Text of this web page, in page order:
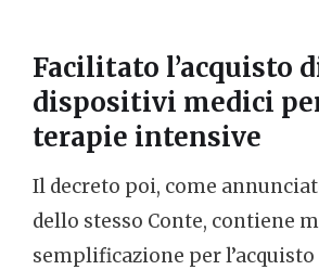
Facilitato l’acquisto
dispositivi medici
terapie intensive
Il decreto poi, come
dello stesso Conte, contiene
semplificazione per